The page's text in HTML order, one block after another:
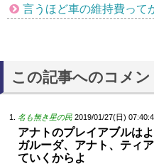
言うほど車の維持費って
この記事へのコメン
名も無き星の民 2019/01/27(日)
アナトのプレイアブルはよ
ガルーダ、アナト、ティ
ていくからよ